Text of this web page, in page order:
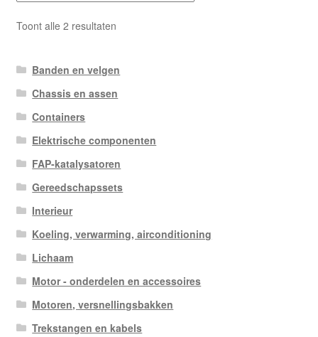
Toont alle 2 resultatenGesorteerd
Banden en velgen
Chassis en assen
Containers
Elektrische componenten
FAP-katalysatoren
Gereedschapssets
Interieur
Koeling, verwarming, airconditioning
Lichaam
Motor - onderdelen en accessoires
Motoren, versnellingsbakken
Trekstangen en kabels